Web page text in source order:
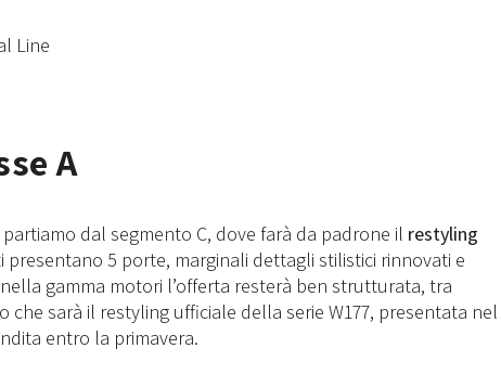
Line
A
dal segmento C, dove farà da padrone il restyling
presentano 5 porte, marginali dettagli stilistici rinnovati e
gamma motori l’offerta resterà ben strutturata, tra
che sarà il restyling ufficiale della serie W177, presentata nel
entro la primavera.